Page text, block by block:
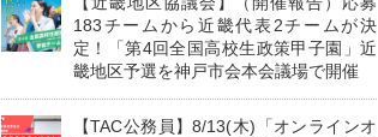
183チームから近畿代表2チームが決
定！「第4回全国高校生政策甲子園」近
畿地区予選を神戸市会本会議場で開催
【TAC公務員】8/13(木)「オンラインオ